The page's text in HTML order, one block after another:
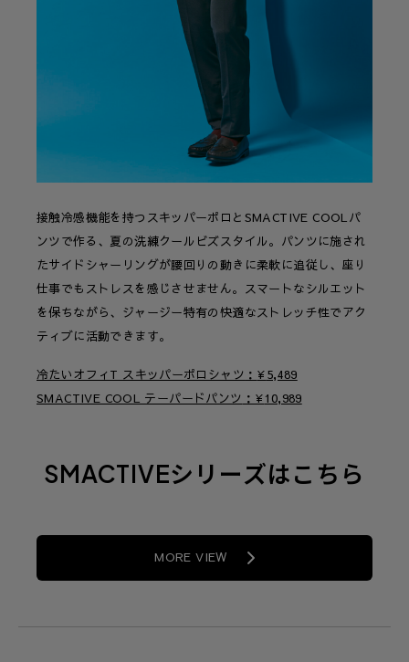
接触冷感機能を持つスキッパーポロとSMACTIVE COOLパ
ンツで作る、夏の洗練クールビズスタイル。パンツに施され
たサイドシャーリングが腰回りの動きに柔軟に追従し、座り
仕事でもストレスを感じさせません。スマートなシルエット
を保ちながら、ジャージー特有の快適なストレッチ性でアク
ティブに活動できます。
冷たいオフィT スキッパーポロシャツ ¥5,489
SMACTIVE COOL テーパードパンツ
¥10,989
SMACTIVEシリーズはこちら
MORE VIEW